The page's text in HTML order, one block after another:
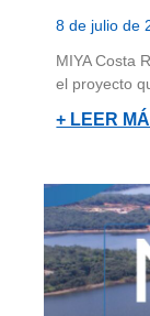
8 de julio de
MIYA Costa
el proyecto
+ LEER